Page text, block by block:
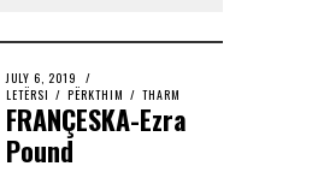
JULY 6, 2019
LETËRSI / PËRKTHIM / THARM
FRANÇESKA-Ezra
Pound